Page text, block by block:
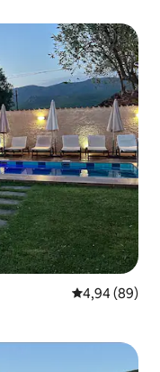
Gemiddelde
4,94 (89)